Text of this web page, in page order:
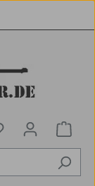
Du hast 0